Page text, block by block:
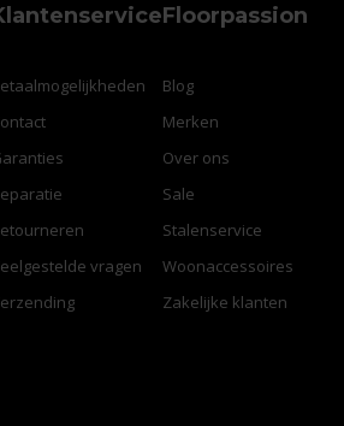
vragen
Floorpassion
Blog
Merken
Over ons
Sale
Stalenservice
Woonaccessoires
Zakelijke klanten